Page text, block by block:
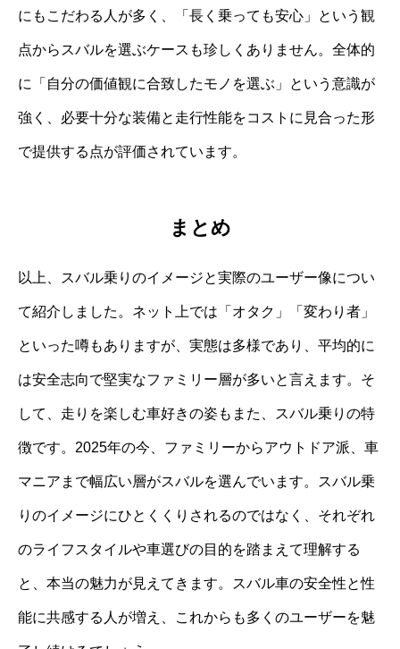
にもこだわる人が多く、「長く乗っても安心」という観
点からスバルを選ぶケースも珍しくありません。全体的
に「自分の価値観に合致したモノを選ぶ」という意識が
強く、必要十分な装備と走行性能をコストに見合った形
で提供する点が評価されています。
まとめ
以上、スバル乗りのイメージと実際のユーザー像につい
て紹介しました。ネット上では「オタク」「変わり者」
といった噂もありますが、実態は多様であり、平均的に
は安全志向で堅実なファミリー層が多いと言えます。そ
して、走りを楽しむ車好きの姿もまた、スバル乗りの特
徴です。2025年の今、ファミリーからアウトドア派、車
マニアまで幅広い層がスバルを選んでいます。スバル乗
りのイメージにひとくくりされるのではなく、それぞれ
のライフスタイルや車選びの目的を踏まえて理解する
と、本当の魅力が見えてきます。スバル車の安全性と性
能に共感する人が増え、これからも多くのユーザーを魅